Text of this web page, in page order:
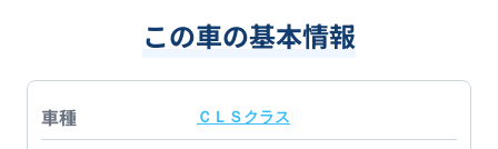
この車の基本情報
車種 ＣＬＳクラス